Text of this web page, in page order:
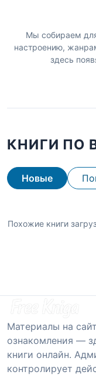
Мы собираем
настроению,
здесь
КНИГИ ПО
Новые
Похожие книги
Материалы на
ознакомления —
книги онлайн.
контролирует